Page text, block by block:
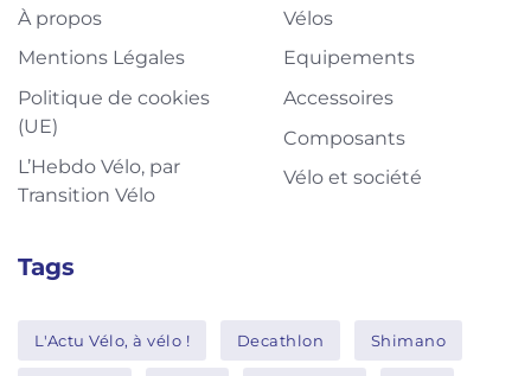
À propos
Mentions Légales
Politique de cookies
(UE)
L’Hebdo Vélo, par
Transition Vélo
Vélos
Equipements
Accessoires
Composants
Vélo et société
Tags
L'Actu Vélo, à vélo ! Decathlon Shimano